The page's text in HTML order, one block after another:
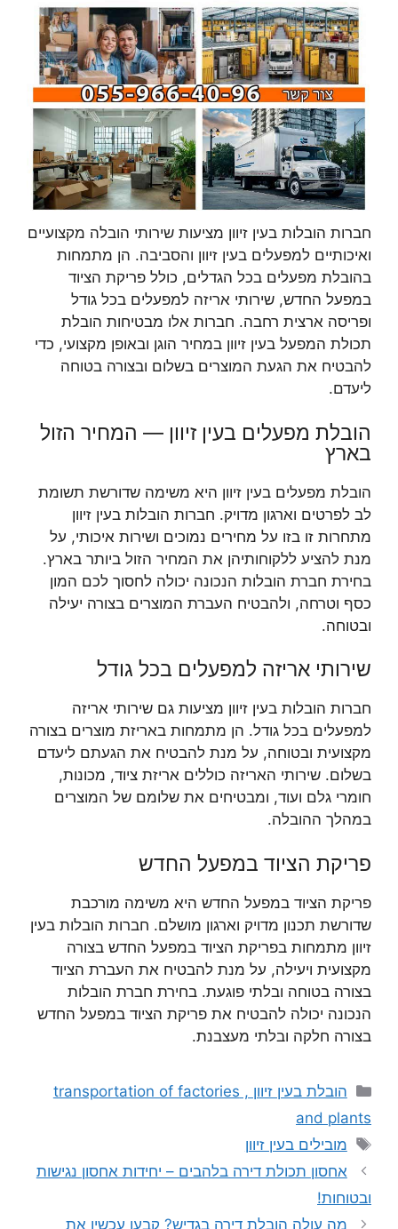
חברות הובלות בעין זיוון מציעות שירותי הובלה מקצועיים
ואיכותיים למפעלים בעין זיוון והסביבה. הן מתמחות
בהובלת מפעלים בכל הגדלים, כולל פריקת הציוד
במפעל החדש, שירותי אריזה למפעלים בכל גודל
ופריסה ארצית רחבה. חברות אלו מבטיחות הובלת
תכולת המפעל בעין זיוון במחיר הוגן ובאופן מקצועי, כדי
להבטיח את הגעת המוצרים בשלום ובצורה בטוחה
ליעדם.
הובלת מפעלים בעין זיוון — המחיר הזול
בארץ
הובלת מפעלים בעין זיוון היא משימה שדורשת תשומת
לב לפרטים וארגון מדויק. חברות הובלות בעין זיוון
מתחרות זו בזו על מחירים נמוכים ושירות איכותי, על
מנת להציע ללקוחותיהן את המחיר הזול ביותר בארץ.
בחירת חברת הובלות הנכונה יכולה לחסוך לכם המון
כסף וטרחה, ולהבטיח העברת המוצרים בצורה יעילה
ובטוחה.
שירותי אריזה למפעלים בכל גודל
חברות הובלות בעין זיוון מציעות גם שירותי אריזה
למפעלים בכל גודל. הן מתמחות באריזת מוצרים בצורה
מקצועית ובטוחה, על מנת להבטיח את הגעתם ליעדם
בשלום. שירותי האריזה כוללים אריזת ציוד, מכונות,
חומרי גלם ועוד, ומבטיחים את שלומם של המוצרים
במהלך ההובלה.
פריקת הציוד במפעל החדש
פריקת הציוד במפעל החדש היא משימה מורכבת
שדורשת תכנון מדויק וארגון מושלם. חברות הובלות בעין
זיוון מתמחות בפריקת הציוד במפעל החדש בצורה
מקצועית ויעילה, על מנת להבטיח את העברת הציוד
בצורה בטוחה ובלתי פוגעת. בחירת חברת הובלות
הנכונה יכולה להבטיח את פריקת הציוד במפעל החדש
בצורה חלקה ובלתי מעצבנת.
קטגוריות
הובלת בעין זיוון , transportation of factories
and plants
תגיות
מובילים בעין זיוון
אחסון תכולת דירה בלהבים – יחידות אחסון נגישות
ובטוחות!
מה עולה הובלת דירה בגדיש? קבעו עכשיו את